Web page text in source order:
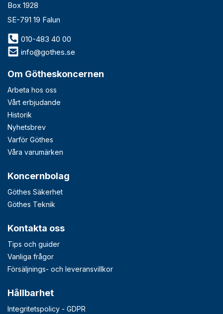
Box 1928
SE-791 19 Falun
010-483 40 00
info@gothes.se
Om Götheskoncernen
Arbeta hos oss
Vårt erbjudande
Historik
Nyhetsbrev
Varför Göthes
Våra varumärken
Koncernbolag
Göthes Säkerhet
Göthes Teknik
Kontakta oss
Tips och guider
Vanliga frågor
Försäljnings- och leveransvillkor
Hållbarhet
Integritetspolicy - GDPR